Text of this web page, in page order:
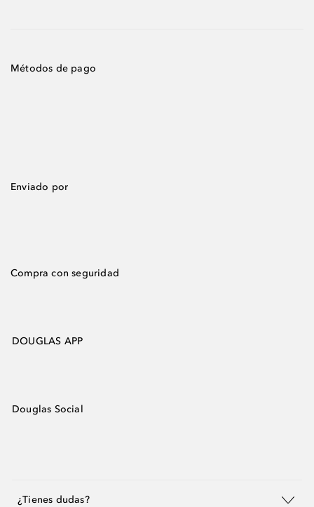
Métodos de pago
Enviado por
Compra con seguridad
DOUGLAS APP
Douglas Social
¿Tienes dudas?